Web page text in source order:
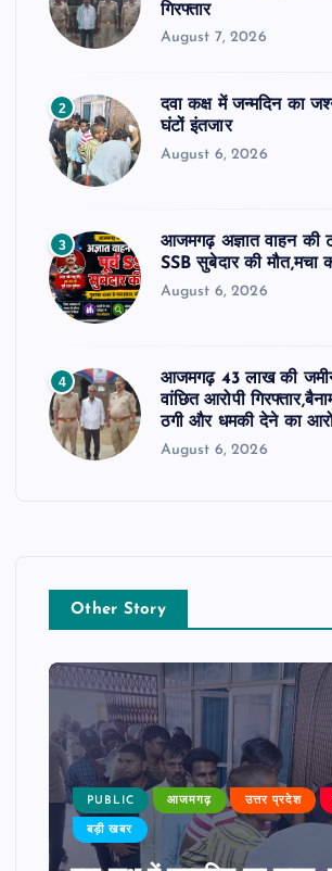
गिरफ्तार
August 7, 2026
2
दवा कक्ष में जन्मदिन का
घंटों इंतजार
August 6, 2026
3
आजमगढ़ अज्ञात वाहन की
SSB सुबेदार की मौत,मचा
August 6, 2026
4
आजमगढ़ 43 लाख की
वांछित आरोपी
ठगी और धमकी देने का
August 6, 2026
Other Story
PUBLIC आजमगढ़ उत्तर प्रदेश
बड़ी खबर